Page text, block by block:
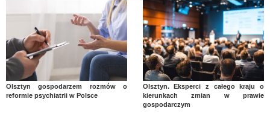
Olsztyn gospodarzem rozmów o
reformie psychiatrii w Polsce
Olsztyn. Eksperci z całego kraju o
kierunkach zmian w prawie
gospodarczym